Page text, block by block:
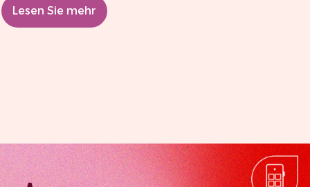
Lesen Sie mehr